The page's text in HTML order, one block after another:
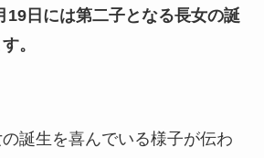
19日には第二子となる長女の誕
。
誕生を喜んでいる様子が伝わ